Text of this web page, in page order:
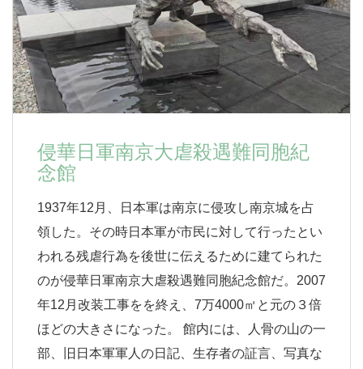
侵華日軍南京大虐殺遇難同胞紀
念館
1937年12月、日本軍は南京に侵攻し南京城を占
領した。その時日本軍が市民に対して行ったとい
われる残虐行為を後世に伝えるために建てられた
のが侵華日軍南京大虐殺遇難同胞紀念館だ。2007
年12月改装工事をを終え、7万4000㎡と元の３倍
ほどの大きさになった。 館内には、人骨の山の一
部、旧日本軍軍人の日記、生存者の証言、写真な